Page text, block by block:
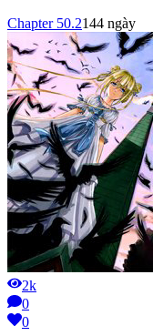
Chapter 50.2144 ngày
2k
0
0